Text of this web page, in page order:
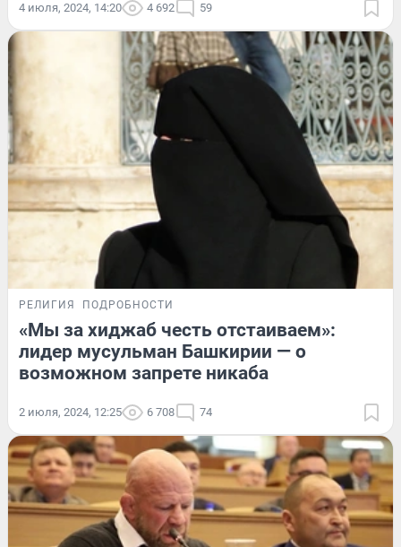
4 июля, 2024, 14:20 4 692 59
РЕЛИГИЯ ПОДРОБНОСТИ
«Мы за хиджаб честь отстаиваем»:
лидер мусульман Башкирии — о
возможном запрете никаба
2 июля, 2024, 12:25 6 708 74